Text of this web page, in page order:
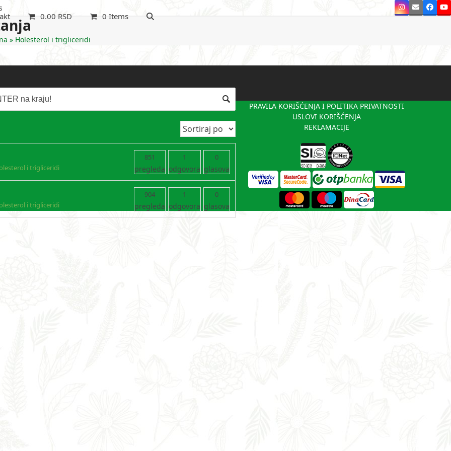
Instagram
Email
0.00 RSD 0 Items
» Holesterol i trigliceridi
i trigliceridi
851
pregleda
1
odgovora
0
glasova
i trigliceridi
904
pregleda
1
odgovora
0
glasova
PRAVILA KORIŠĆENJA I POLITIKA PRIVATNOSTI
USLOVI KORIŠĆENJA
REKLAMACIJE